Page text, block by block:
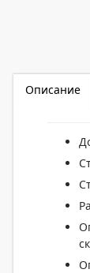
Описание